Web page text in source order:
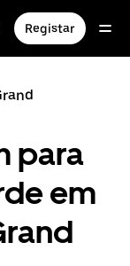
Registar
para
em